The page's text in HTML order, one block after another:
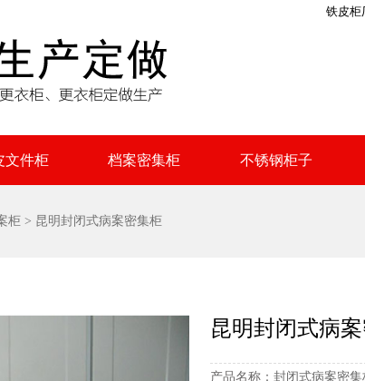
铁皮柜
文件柜 档案密集柜 不锈钢柜子
柜 > 昆明封闭式病案密集柜
昆明封闭式病
产品名称： 封闭式病案密集